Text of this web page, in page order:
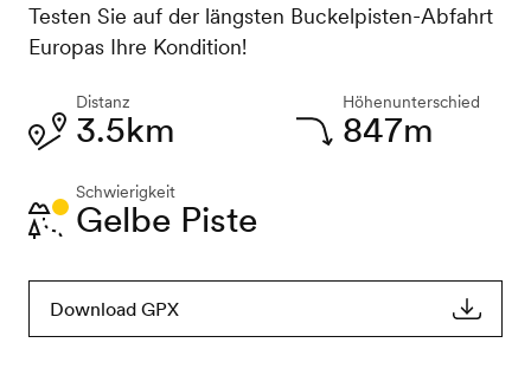
Testen Sie auf der längsten Buckelpisten-Abfahrt
Europas Ihre Kondition!
Distanz
3.5km
Schwierigkeit
Gelbe Piste
Höhenunterschied
847m
Download GPX